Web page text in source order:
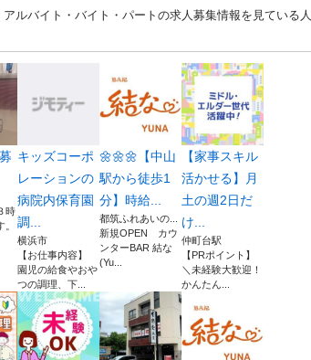
ルバイト・バイト・パートの求人募集情報を見ている人
時
キッズコーポ
レーションの
病院内保育園
調...
横浜市
【お仕事内容】
園児の給食やおや
つの調理、下...
🌼🌼🌼【中山
駅から徒歩1
分】時給...
都筑ふれあいの...
新規OPEN カウ
ンターBAR 結な
(Yu...
【家事スキル
活かせる】月
土の週2日だ
け...
仲町台駅
【PRポイント】
＼未経験大歓迎！
かんたん...